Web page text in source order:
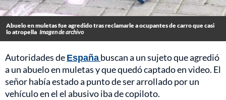
Abuelo en muletas fue agredido tras reclamarle a ocupantes de carro que casi
lo atropella Imagen de archivo
Autoridades deEspañabuscan a un sujeto que agredió
a un abuelo en muletas y que quedó captado en video. El
señor había estado a punto de ser arrollado por un
vehículo en el el abusivo iba de copiloto.